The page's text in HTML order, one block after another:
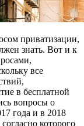
приватизации,
знать. Вот и к
все
в бесплатной
вопросы о
года и в 2018
которого